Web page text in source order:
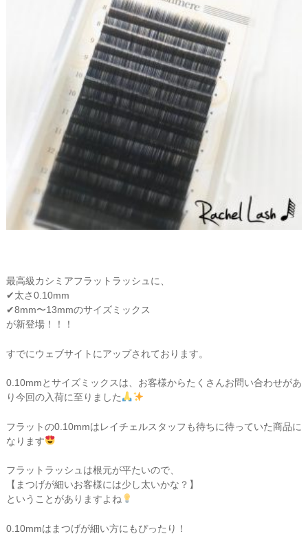
最高級カシミアフラットラッシュに、
✔︎太さ0.10mm
✔︎8mm〜13mmのサイズミックス
が新登場！！！
すでにウェブサイトにアップされております。
0.10mmとサイズミックスは、お客様からたくさんお問い合わせがあ
り今回の入荷に至りました
フラットの0.10mmはレイチェルスタッフも待ちに待っていた商品に
なります
フラットラッシュは根元が平たいので、
【まつげが細いお客様には少し太いかな？】
ということがありますよね
0.10mmはまつげが細い方にもぴったり！